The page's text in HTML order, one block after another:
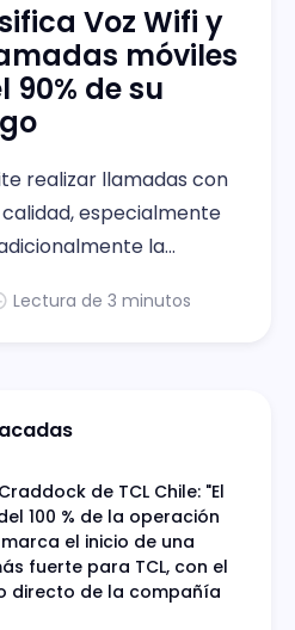
Voz Wifi y
móviles
de su
realizar llamadas con
especialmente
la
Lectura de 3 minutos
de TCL Chile: "El
100 % de la operación
el inicio de una
fuerte para TCL, con el
directo de la compañía